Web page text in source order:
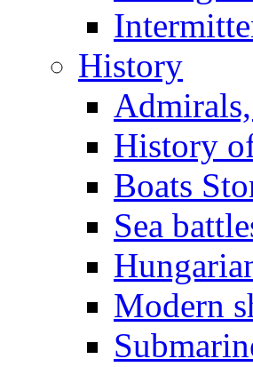
History
History
Boats
Sea
Modern